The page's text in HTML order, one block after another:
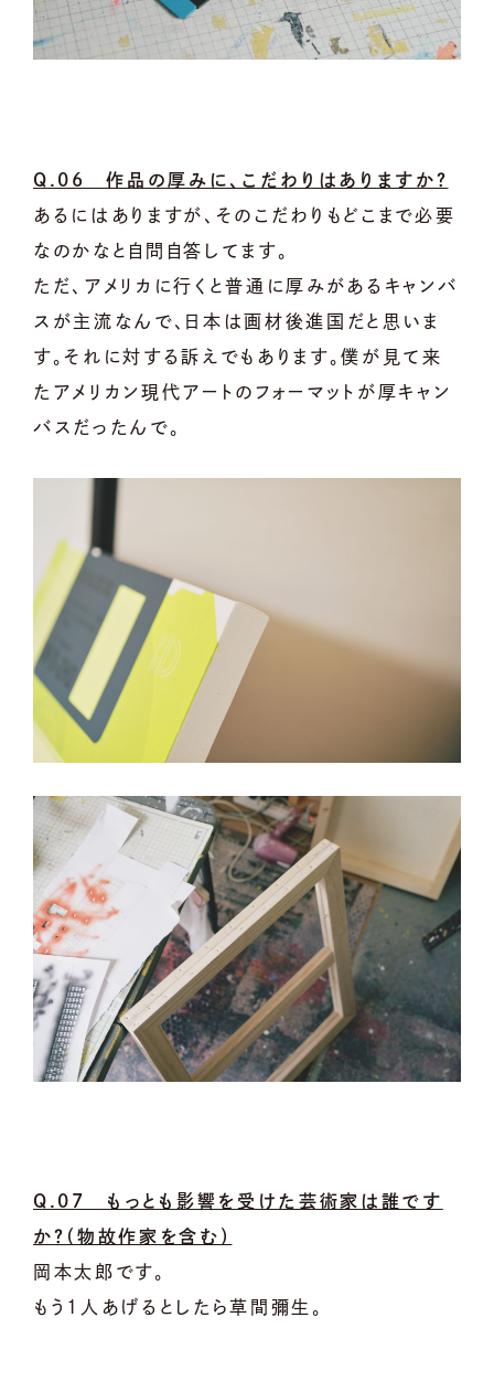
Q.06 作品の厚みに、こだわりはありますか？
あるにはありますが、そのこだわりもどこまで必要
なのかなと自問自答してます。
ただ、アメリカに行くと普通に厚みがあるキャンバ
スが主流なんで、日本は画材後進国だと思いま
す。それに対する訴えでもあります。僕が見て来
たアメリカン現代アートのフォーマットが厚キャン
バスだったんで。
Q.07 もっとも影響を受けた芸術家は誰です
か？（物故作家を含む）
岡本太郎です。
もう1人あげるとしたら草間彌生。